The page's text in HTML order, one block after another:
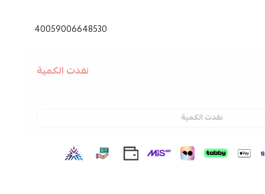
40059006648530
نفدت الكمية
نفدت الكمية